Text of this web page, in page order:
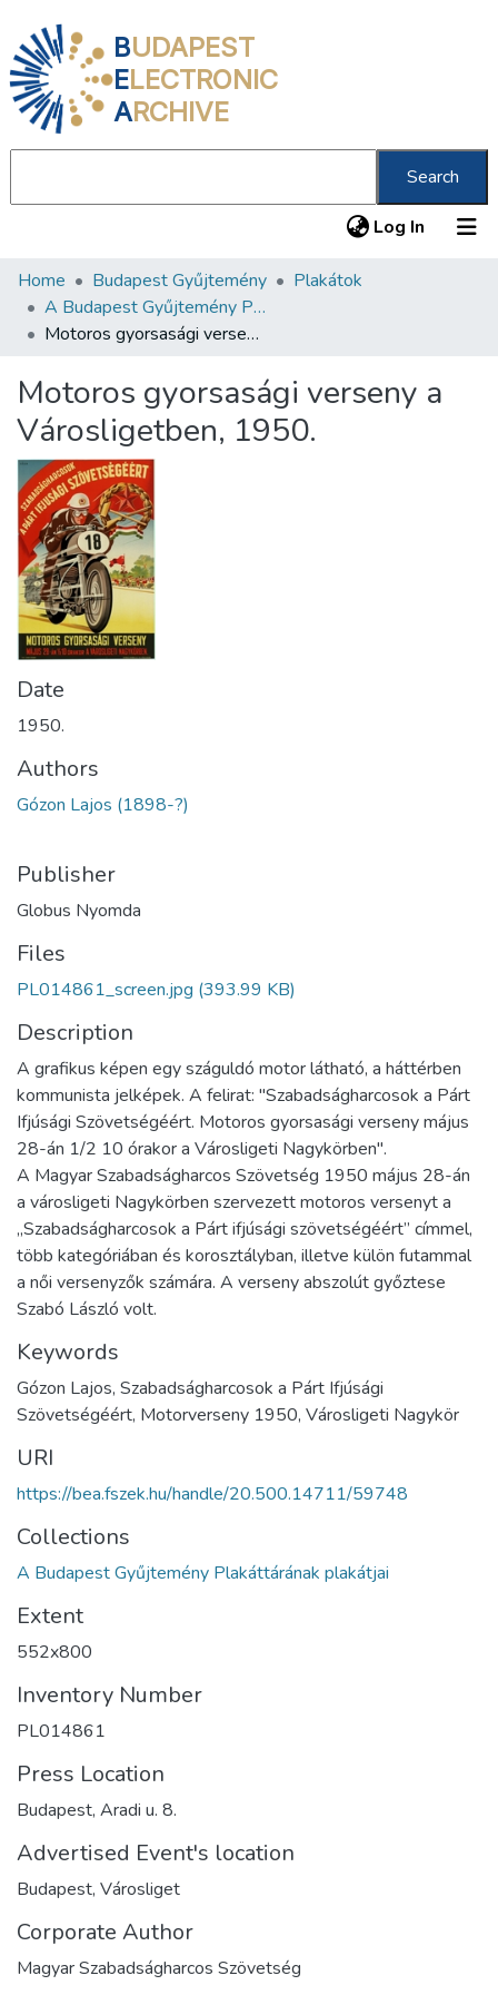
BUDAPEST
ELECTRONIC
ARCHIVE
Search
Log In (current)
Communities & Collections
All of DSpace
About us
Home Budapest Gyűjtemény
Plakátok
A Budapest Gyűjtemény Plakáttárának plakátjai
Motoros gyorsasági verseny a Városligetben, 1950.
Motoros gyorsasági verseny a
Városligetben, 1950.
Date
1950.
Authors
Gózon Lajos (1898-?)
Publisher
Globus Nyomda
Files
PL014861_screen.jpg (393.99 KB)
Description
A grafikus képen egy száguldó motor látható, a háttérben
kommunista jelképek. A felirat: "Szabadságharcosok a Párt
Ifjúsági Szövetségéért. Motoros gyorsasági verseny május
28-án 1/2 10 órakor a Városligeti Nagykörben".
A Magyar Szabadságharcos Szövetség 1950 május 28-án
a városligeti Nagykörben szervezett motoros versenyt a
„Szabadságharcosok a Párt ifjúsági szövetségéért” címmel,
több kategóriában és korosztályban, illetve külön futammal
a női versenyzők számára. A verseny abszolút győztese
Szabó László volt.
Keywords
Gózon Lajos, Szabadságharcosok a Párt Ifjúsági
Szövetségéért, Motorverseny 1950, Városligeti Nagykör
URI
https://bea.fszek.hu/handle/20.500.14711/59748
Collections
A Budapest Gyűjtemény Plakáttárának plakátjai
Extent
552x800
Inventory Number
PL014861
Press Location
Budapest, Aradi u. 8.
Advertised Event's location
Budapest, Városliget
Corporate Author
Magyar Szabadságharcos Szövetség